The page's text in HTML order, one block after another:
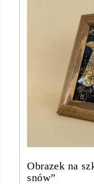
Obrazek na
snów”